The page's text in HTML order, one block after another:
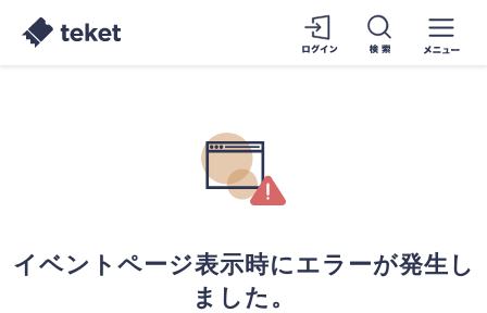
イベントページ表示時にエラーが発生し
ました。